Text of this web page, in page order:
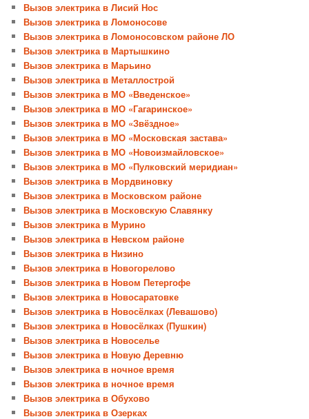
Вызов электрика в Лисий Нос
Вызов электрика в Ломоносове
Вызов электрика в Ломоносовском районе ЛО
Вызов электрика в Мартышкино
Вызов электрика в Марьино
Вызов электрика в Металлострой
Вызов электрика в МО «Введенское»
Вызов электрика в МО «Гагаринское»
Вызов электрика в МО «Звёздное»
Вызов электрика в МО «Московская застава»
Вызов электрика в МО «Новоизмайловское»
Вызов электрика в МО «Пулковский меридиан»
Вызов электрика в Мордвиновку
Вызов электрика в Московском районе
Вызов электрика в Московскую Славянку
Вызов электрика в Мурино
Вызов электрика в Невском районе
Вызов электрика в Низино
Вызов электрика в Новогорелово
Вызов электрика в Новом Петергофе
Вызов электрика в Новосаратовке
Вызов электрика в Новосёлках (Левашово)
Вызов электрика в Новосёлках (Пушкин)
Вызов электрика в Новоселье
Вызов электрика в Новую Деревню
Вызов электрика в ночное время
Вызов электрика в ночное время
Вызов электрика в Обухово
Вызов электрика в Озерках